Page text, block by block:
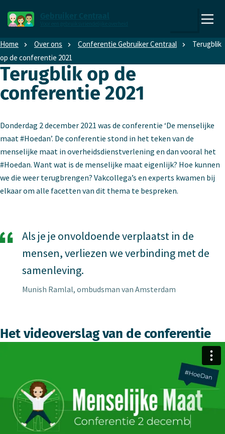
naar
de
homepage
Home Over ons Conferentie Gebruiker Centraal
Terugblik
op de conferentie 2021
Terugblik op de
conferentie 2021
Donderdag 2 december 2021 was de conferentie ‘De menselijke
maat #Hoedan’. De conferentie stond in het teken van de
menselijke maat in overheidsdienstverlening en dan vooral het
#Hoedan. Want wat is de menselijke maat eigenlijk? Hoe kunnen
we die weer terugbrengen? Vakcollega’s en experts kwamen bij
elkaar om alle facetten van dit thema te bespreken.
Als je je onvoldoende verplaatst in de
mensen, verliezen we verbinding met de
samenleving.
Munish Ramlal, ombudsman van Amsterdam
Het videoverslag van de conferentie